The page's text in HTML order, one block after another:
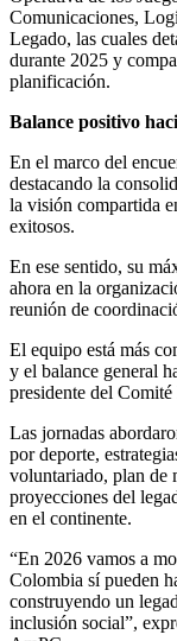
Comunicaciones,
Legado, las cuales
durante 2025 y
planificación.
Balance positivo
En el marco del
destacando la
la visión compartida
exitosos.
En ese sentido, su
ahora en la
reunión de
El equipo está más
y el balance general
presidente del
Las jornadas
por deporte,
voluntariado, plan de
proyecciones del
en el continente.
“En 2026 vamos a
Colombia sí pueden
construyendo un
inclusión social”,